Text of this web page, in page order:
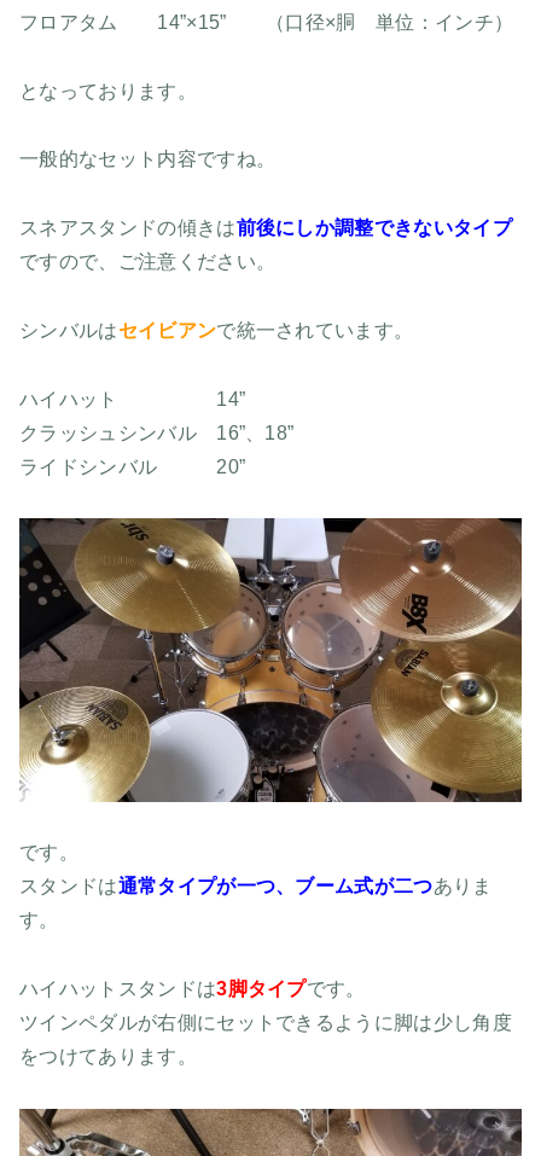
フロアタム 14”×15” （口径×胴 単位：インチ）
となっております。
一般的なセット内容ですね。
スネアスタンドの傾きは前後にしか調整できないタイプ
ですので、ご注意ください。
シンバルはセイビアンで統一されています。
ハイハット 14”
クラッシュシンバル 16”、18”
ライドシンバル 20”
です。
スタンドは通常タイプが一つ、ブーム式が二つありま
す。
ハイハットスタンドは3脚タイプです。
ツインペダルが右側にセットできるように脚は少し角度
をつけてあります。